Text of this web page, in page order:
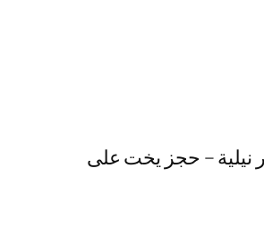
نيلية – حجز يخت على